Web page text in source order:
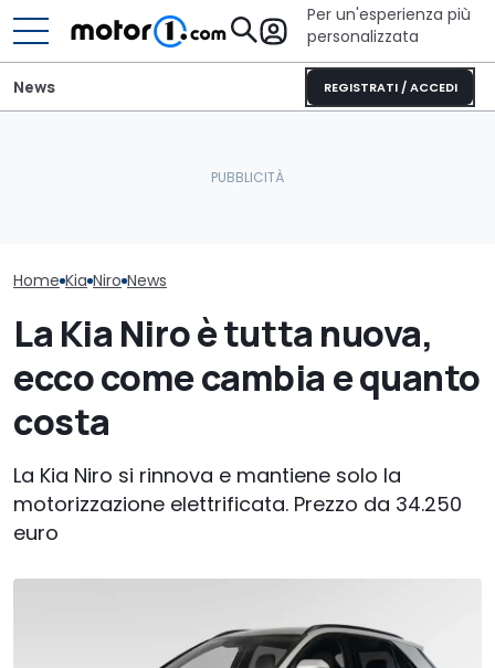
Per un'esperienza più
personalizzata
REGISTRATI / ACCEDI
News
Home Kia Niro News
La Kia Niro è tutta nuova,
ecco come cambia e quanto
costa
La Kia Niro si rinnova e mantiene solo la
motorizzazione elettrificata. Prezzo da 34.250
euro